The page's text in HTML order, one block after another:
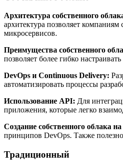
Архитектура собственного
архитектура позволяет
микросервисов.
Преимущества собственного
позволяет более гибко
DevOps и Continuous Delivery:
автоматизировать процессы
Использование API: Для
приложения, которые легко
Создание собственного облака
принципов DevOps. Также
Традиционный